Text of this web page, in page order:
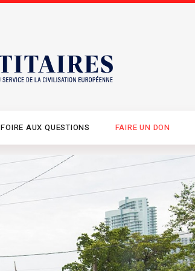
FOIRE AUX QUESTIONS FAIRE UN DON